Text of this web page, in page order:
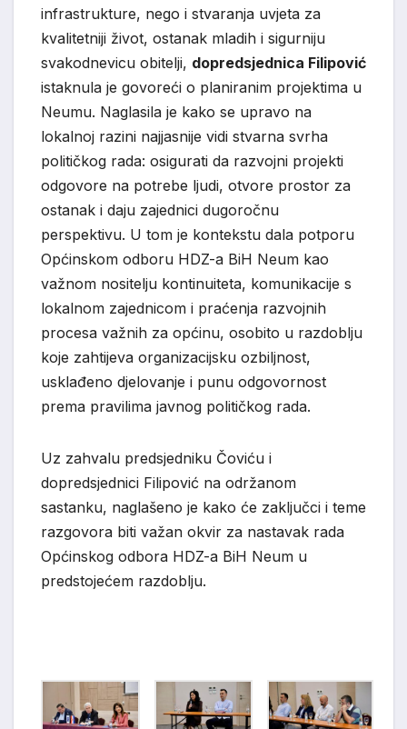
infrastrukture, nego i stvaranja uvjeta za
kvalitetniji život, ostanak mladih i sigurniju
svakodnevicu obitelji, dopredsjednica Filipović
istaknula je govoreći o planiranim projektima u
Neumu. Naglasila je kako se upravo na
lokalnoj razini najjasnije vidi stvarna svrha
političkog rada: osigurati da razvojni projekti
odgovore na potrebe ljudi, otvore prostor za
ostanak i daju zajednici dugoročnu
perspektivu. U tom je kontekstu dala potporu
Općinskom odboru HDZ-a BiH Neum kao
važnom nositelju kontinuiteta, komunikacije s
lokalnom zajednicom i praćenja razvojnih
procesa važnih za općinu, osobito u razdoblju
koje zahtijeva organizacijsku ozbiljnost,
usklađeno djelovanje i punu odgovornost
prema pravilima javnog političkog rada.
Uz zahvalu predsjedniku Čoviću i
dopredsjednici Filipović na održanom
sastanku, naglašeno je kako će zaključci i teme
razgovora biti važan okvir za nastavak rada
Općinskog odbora HDZ-a BiH Neum u
predstojećem razdoblju.